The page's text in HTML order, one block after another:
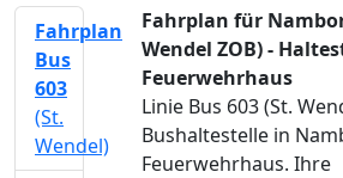
Fahrplan für
Wendel ZOB) -
Feuerwehrhaus
Linie Bus 603 (St.
Bushaltestelle in
Feuerwehrhaus. Ihre
Fahrplan
Bus
603
(St.
Wendel)